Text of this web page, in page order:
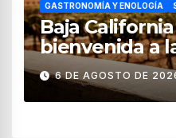
GASTRONOMÍA Y ENOLOGÍA
Baja
bienvenida a
vendimia 2026
6 DE AGOSTO DE